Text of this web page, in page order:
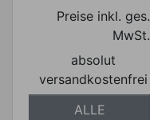
Preise inkl. ges.
MwSt.
absolut
versandkostenfrei
ALLE